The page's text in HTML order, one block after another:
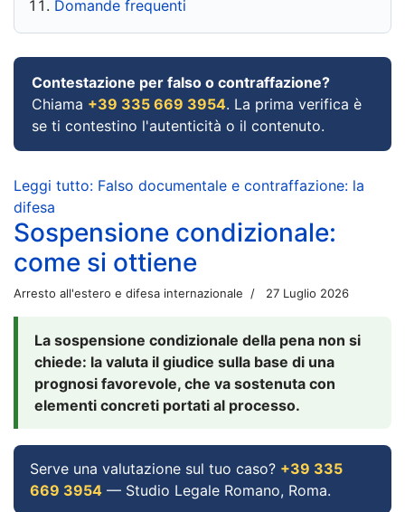
Domande frequenti
Contestazione per falso o contraffazione?
Chiama +39 335 669 3954. La prima verifica è
se ti contestino l'autenticità o il contenuto.
Leggi tutto: Falso documentale e contraffazione: la
difesa
Sospensione condizionale:
come si ottiene
Arresto all'estero e difesa internazionale 27 Luglio 2026
La sospensione condizionale della pena non si
chiede: la valuta il giudice sulla base di una
prognosi favorevole, che va sostenuta con
elementi concreti portati al processo.
Serve una valutazione sul tuo caso? +39 335
669 3954 — Studio Legale Romano, Roma.